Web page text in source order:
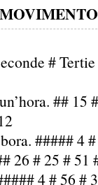
#
## 15 #
##### 4
26 # 25 # 51
4 # 56 #